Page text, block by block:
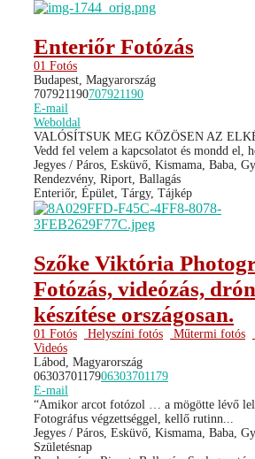
Enteriőr Fotózás
01 Fotós
Budapest, Magyarország
707921190707921190
E-mail
Weboldal
VALÓSÍTSUK MEG KÖZÖSEN AZ
Vedd fel velem a kapcsolatot és mondd el,
Jegyes / Páros, Esküvő, Kismama, Baba,
Rendezvény, Riport, Ballagás
Enteriőr, Épület, Tárgy, Tájkép
Szőke Viktória
Fotózás, videózás,
készítése országosan.
01 Fotós Helyszíni fotós Műtermi fotós
Videós
Lábod, Magyarország
0630370117906303701179
E-mail
“Amikor arcot fotózol … a mögötte lévő
Fotográfus végzettséggel, kellő rutinn...
Jegyes / Páros, Esküvő, Kismama, Baba,
Születésnap